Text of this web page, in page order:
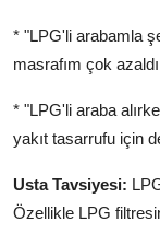
* "LPG'li arabamla
masrafım çok
* "LPG'li araba
yakıt tasarrufu için
Usta Tavsiyesi:
Özellikle LPG